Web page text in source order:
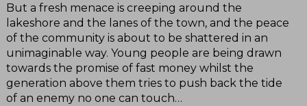
But a fresh menace is creeping around the
lakeshore and the lanes of the town, and the peace
of the community is about to be shattered in an
unimaginable way. Young people are being drawn
towards the promise of fast money whilst the
generation above them tries to push back the tide
of an enemy no one can touch…